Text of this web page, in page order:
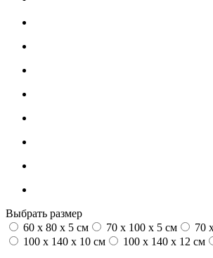
Выбрать размер
60 x 80 x 5 см
70 x 100 x 5 см 70
100 x 140 x 10 см
100 x 140 x 12 см